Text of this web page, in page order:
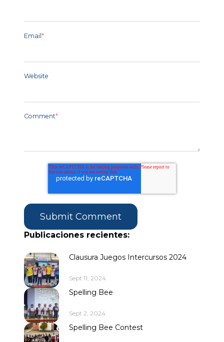
Email *
Website
Comment*
Publicaciones recientes:
Clausura Juegos Intercursos 2024
Sept 11, 2024
Spelling Bee
Sept 2, 2024
Spelling Bee Contest